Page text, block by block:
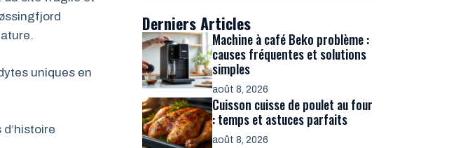
uniques en
Derniers Articles
Machine à café Beko problème :
causes fréquentes et solutions
simples
août 8, 2026
Cuisson cuisse de poulet au four
: temps et astuces parfaits
août 8, 2026